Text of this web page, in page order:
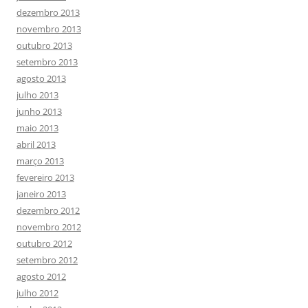
dezembro 2013
novembro 2013
outubro 2013
setembro 2013
agosto 2013
julho 2013
junho 2013
maio 2013
abril 2013
março 2013
fevereiro 2013
janeiro 2013
dezembro 2012
novembro 2012
outubro 2012
setembro 2012
agosto 2012
julho 2012